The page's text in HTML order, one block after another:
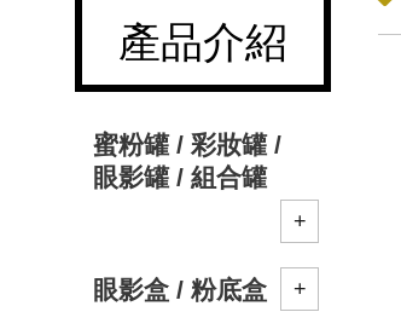
產品介紹
蜜粉罐 / 彩妝罐 /
眼影罐 / 組合罐
眼影盒 / 粉底盒